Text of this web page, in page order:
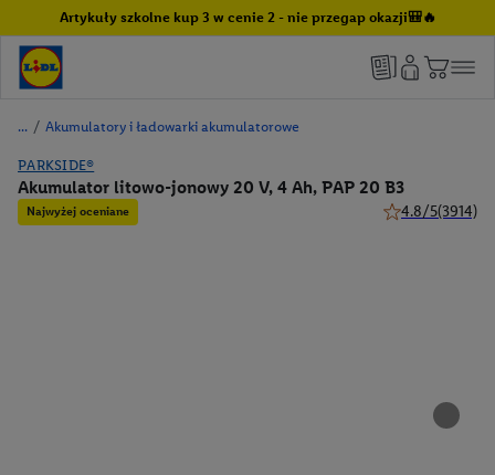
Artykuły szkolne kup 3 w cenie 2 - nie przegap okazji🎒🔥
/ Akumulatory i ładowarki akumulatorowe
PARKSIDE®
Akumulator litowo-jonowy 20 V, 4 Ah, PAP 20 B3
Najwyżej oceniane 4.8/5(3914)